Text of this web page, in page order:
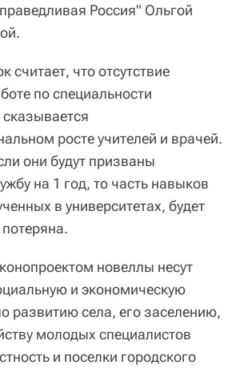
Россия" Ольгой
считает, что отсутствие
по специальности
росте учителей и врачей.
они будут призваны
на 1 год, то часть навыков
в университетах, будет
новеллы несут
и экономическую
развитию села, его заселению,
молодых специалистов
и поселки городского